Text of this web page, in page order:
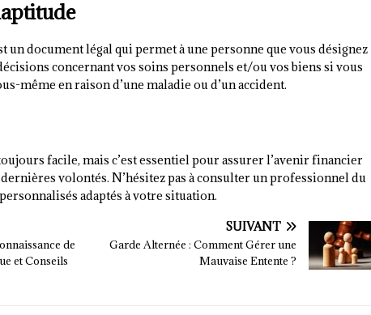
un document légal qui permet à une personne que vous désignez
concernant vos soins personnels et/ou vos biens si vous
même en raison d’une maladie ou d’un accident.
facile, mais c’est essentiel pour assurer l’avenir financier
volontés. N’hésitez pas à consulter un professionnel du
adaptés à votre situation.
de
et Conseils
SUIVANT
Garde Alternée : Comment Gérer une
Mauvaise Entente ?